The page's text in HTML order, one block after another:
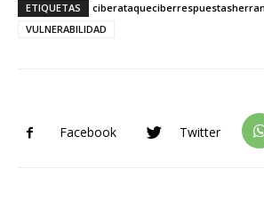
ETIQUETAS
ciberataqueciberrespuestas
VULNERABILIDAD
Facebook Twitter